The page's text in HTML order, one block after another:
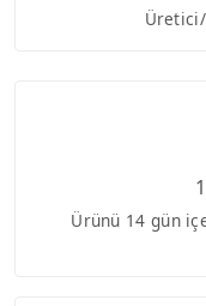
Ürünü 14 gün